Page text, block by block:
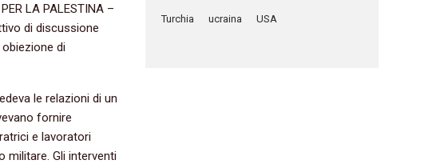
LA PALESTINA –
di discussione
di
le relazioni di un
fornire
e lavoratori
Gli interventi
Turchia ucraina USA